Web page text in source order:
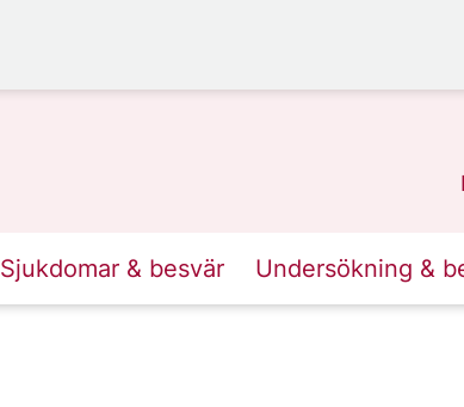
Sjukdomar & besvär Undersökning &